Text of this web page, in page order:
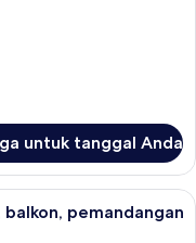
untuk tanggal Anda
Deluks, 2 Tempat Tidur
pemandangan